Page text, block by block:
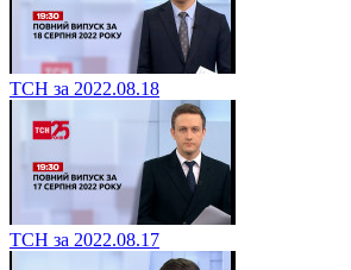
ТСН за 2022.08.18
ТСН за 2022.08.17